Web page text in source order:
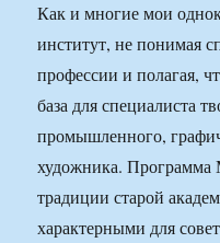
Как и многие мои
институт, не понимая
профессии и полагая,
база для специалиста
промышленного,
художника.
традиции старой
характерными для